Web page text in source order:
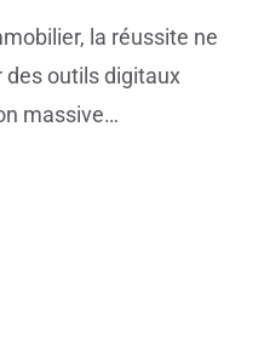
la réussite ne
des outils digitaux
massive…